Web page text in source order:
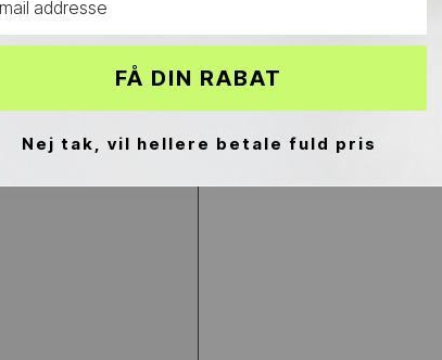
FÅ DIN RABAT
Nej tak, vil hellere betale fuld pris